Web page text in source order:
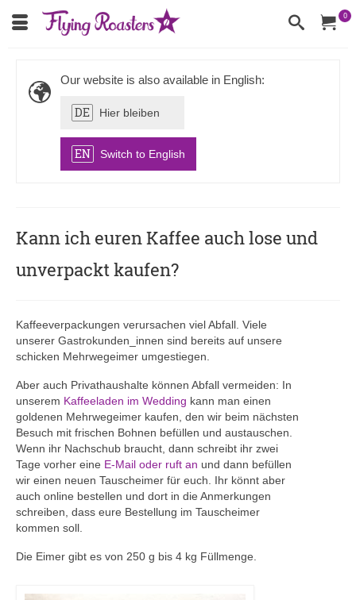
0
Our website is also available in English:
DE Hier bleiben
EN Switch to English
Kann ich euren Kaffee auch lose und
unverpackt kaufen?
Kaffeeverpackungen verursachen viel Abfall. Viele
unserer Gastrokunden_innen sind bereits auf unsere
schicken Mehrwegeimer umgestiegen.
Aber auch Privathaushalte können Abfall vermeiden: In
unserem Kaffeeladen im Wedding kann man einen
goldenen Mehrwegeimer kaufen, den wir beim nächsten
Besuch mit frischen Bohnen befüllen und austauschen.
Wenn ihr Nachschub braucht, dann schreibt ihr zwei
Tage vorher eine E-Mail oder ruft an und dann befüllen
wir einen neuen Tauscheimer für euch. Ihr könnt aber
auch online bestellen und dort in die Anmerkungen
schreiben, dass eure Bestellung im Tauscheimer
kommen soll.
Die Eimer gibt es von 250 g bis 4 kg Füllmenge.